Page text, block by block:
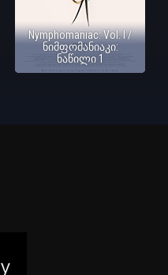
Nymphomaniac: Vol. I /
ნიმფომანიაკი:
ნაწილი 1